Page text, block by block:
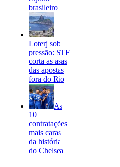
brasileiro
Loterj sob
pressão: STF
corta as asas
das apostas
fora do Rio
As
10
contratações
mais caras
da história
do Chelsea